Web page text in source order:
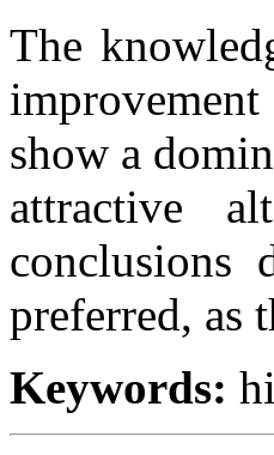
The
improvement
show a
attractive
conclusions
preferred, as
Keywords: